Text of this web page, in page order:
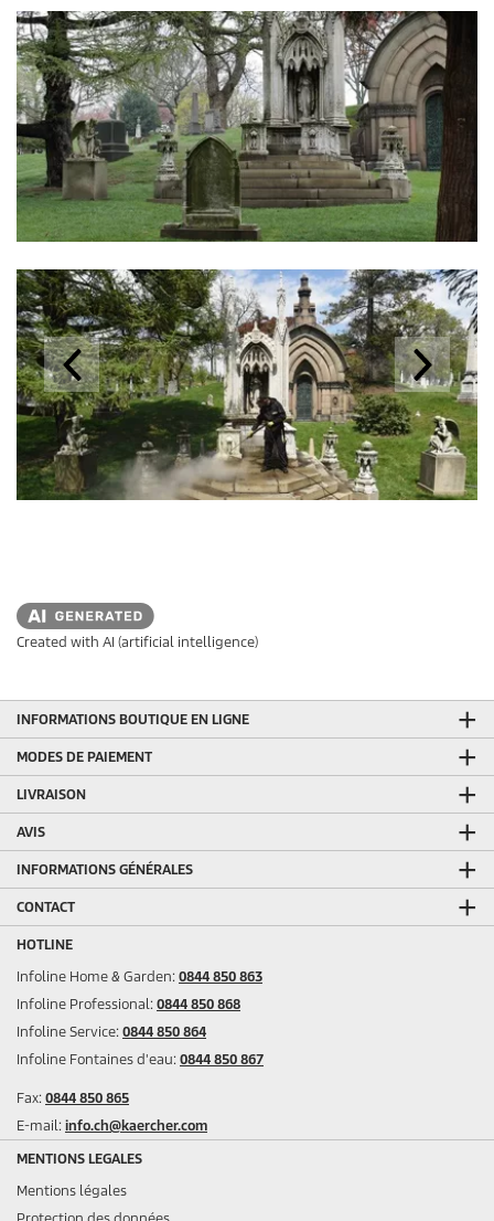
Created with AI (artificial intelligence)
INFORMATIONS BOUTIQUE EN LIGNE
MODES DE PAIEMENT
LIVRAISON
AVIS
INFORMATIONS GÉNÉRALES
CONTACT
HOTLINE
Infoline Home & Garden: 0844 850 863
Infoline Professional: 0844 850 868
Infoline Service: 0844 850 864
Infoline Fontaines d'eau: 0844 850 867
Fax: 0844 850 865
E-mail: info.ch@kaercher.com
MENTIONS LEGALES
Mentions légales